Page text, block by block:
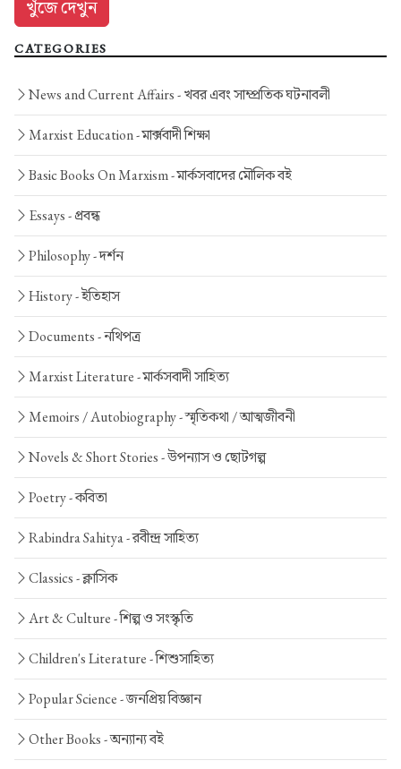
CATEGORIES
News and Current Affairs -খবর এবং সাম্প্রতিক ঘটনাবলী
Marxist Education -মার্ক্সবাদী শিক্ষা
Basic Books On Marxism -মার্কসবাদের মৌলিক বই
Essays -প্রবন্ধ
Philosophy -দর্শন
History -ইতিহাস
Documents -নথিপত্র
Marxist Literature -মার্কসবাদী সাহিত্য
Memoirs / Autobiography -স্মৃতিকথা / আত্মজীবনী
Novels & Short Stories -উপন্যাস ও ছোটগল্প
Poetry -কবিতা
Rabindra Sahitya -রবীন্দ্র সাহিত্য
Classics -ক্লাসিক
Art & Culture -শিল্প ও সংস্কৃতি
Children's Literature -শিশুসাহিত্য
Popular Science -জনপ্রিয় বিজ্ঞান
Other Books -অন্যান্য বই